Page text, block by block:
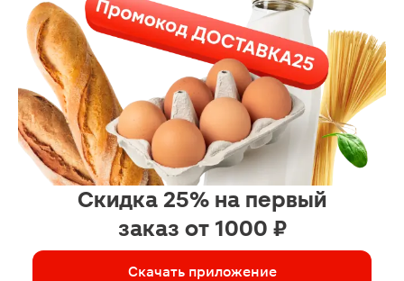
Скидка 25% на первый
заказ от 1000 ₽
Скачать приложение